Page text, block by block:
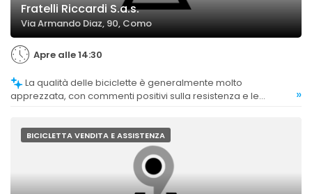
Fratelli Riccardi S.a.s.
Via Armando Diaz, 90, Como
Apre alle 14:30
apprezzata, con commenti positivi sulla resistenza e le
»
BICICLETTA VENDITA E ASSISTENZA